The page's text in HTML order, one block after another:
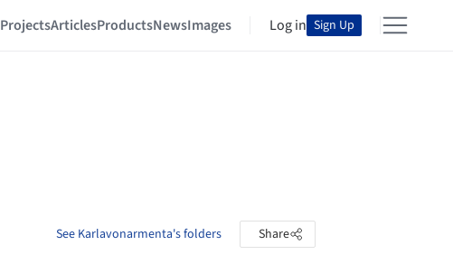
ProjectsArticlesProductsNewsImages Log in Sign Up
See Karlavonarmenta's folders Share